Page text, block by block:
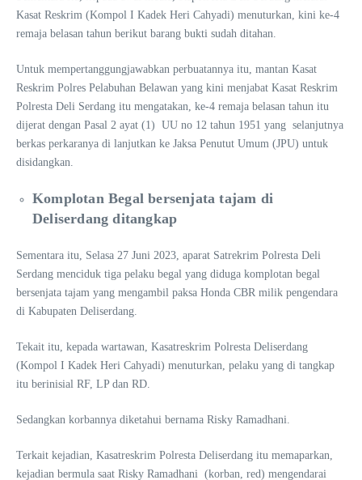
Kasat Reskrim (Kompol I Kadek Heri Cahyadi) menuturkan, kini ke-4
remaja belasan tahun berikut barang bukti sudah ditahan.
Untuk mempertanggungjawabkan perbuatannya itu, mantan Kasat
Reskrim Polres Pelabuhan Belawan yang kini menjabat Kasat Reskrim
Polresta Deli Serdang itu mengatakan, ke-4 remaja belasan tahun itu
dijerat dengan Pasal 2 ayat (1) UU no 12 tahun 1951 yang selanjutnya
berkas perkaranya di lanjutkan ke Jaksa Penutut Umum (JPU) untuk
disidangkan.
Komplotan Begal bersenjata tajam di
Deliserdang ditangkap
Sementara itu, Selasa 27 Juni 2023, aparat Satrekrim Polresta Deli
Serdang menciduk tiga pelaku begal yang diduga komplotan begal
bersenjata tajam yang mengambil paksa Honda CBR milik pengendara
di Kabupaten Deliserdang.
Tekait itu, kepada wartawan, Kasatreskrim Polresta Deliserdang
(Kompol I Kadek Heri Cahyadi) menuturkan, pelaku yang di tangkap
itu berinisial RF, LP dan RD.
Sedangkan korbannya diketahui bernama Risky Ramadhani.
Terkait kejadian, Kasatreskrim Polresta Deliserdang itu memaparkan,
kejadian bermula saat Risky Ramadhani (korban, red) mengendarai